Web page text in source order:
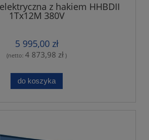
z hakiem HHBDII
1Tx12M 380V
5 995,00 zł
(netto: 4 873,98 zł )
do koszyka